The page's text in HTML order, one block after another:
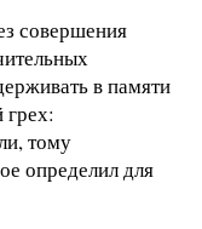
совершения
в памяти
тому
определил для